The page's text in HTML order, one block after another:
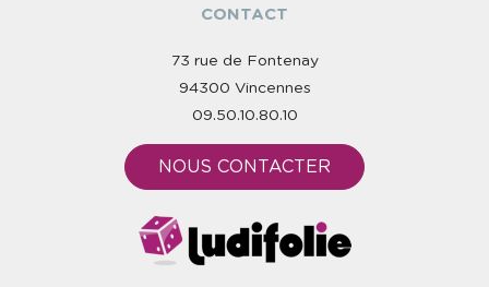
CONTACT
73 rue de Fontenay
94300 Vincennes
09.50.10.80.10
NOUS CONTACTER